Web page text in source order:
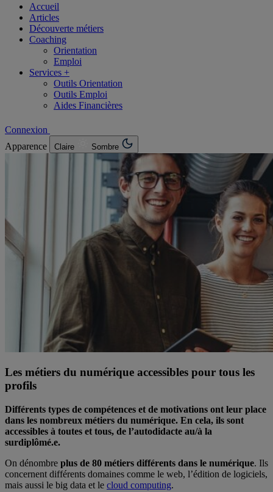
Accueil
Articles
Découverte métiers
Coaching
Orientation
Emploi
Services +
Outils Orientation
Outils Emploi
Aides Financières
Connexion
Apparence
Claire Sombre
Les métiers du numérique accessibles pour tous les
profils
Différents types de compétences et de motivations ont leur place
dans les nombreux métiers du numérique. En cela, ils sont
accessibles à toutes et tous, de l’autodidacte au/à la
surdiplômé.e.
On dénombre plus de 80 métiers différents dans le numérique. Ils
concernent différents domaines comme le web, l’édition de logiciels,
mais aussi le big data et le cloud computing.